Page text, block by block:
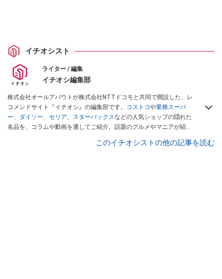
イチオシスト
ライター / 編集
イチオシ編集部
株式会社オールアバウトが株式会社NTTドコモと共同で開設した、レ
コメンドサイト『イチオシ』の編集部です。 コストコや業務スーパ
ー、 ダイソー、 セリア、 スターバックスなどの人気ショップの隠れた
名品を、コラムや動画を通してご紹介。話題のグルメやマニアが紹介
インフルエンサーが実際に使用してレビューしています。毎日トレン
このイチオシストの他の記事を読む